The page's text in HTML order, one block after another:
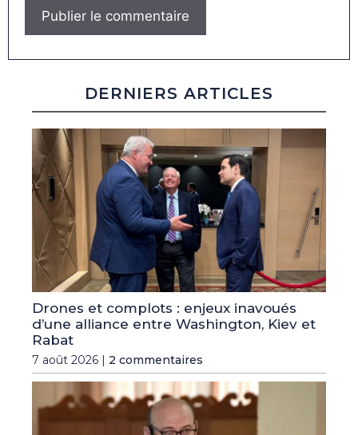
DERNIERS ARTICLES
Drones et complots : enjeux inavoués
d’une alliance entre Washington, Kiev et
Rabat
7 août 2026 | 2 commentaires